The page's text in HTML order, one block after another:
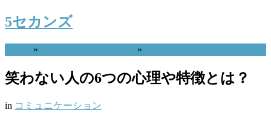
5セカンズ
» »
笑わない人の6つの心理や特徴とは？
in コミュニケーション